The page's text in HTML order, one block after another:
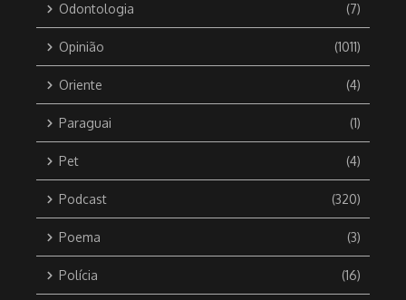
Odontologia (7)
Opinião (1011)
Oriente (4)
Paraguai (1)
Pet (4)
Podcast (320)
Poema (3)
Polícia (16)